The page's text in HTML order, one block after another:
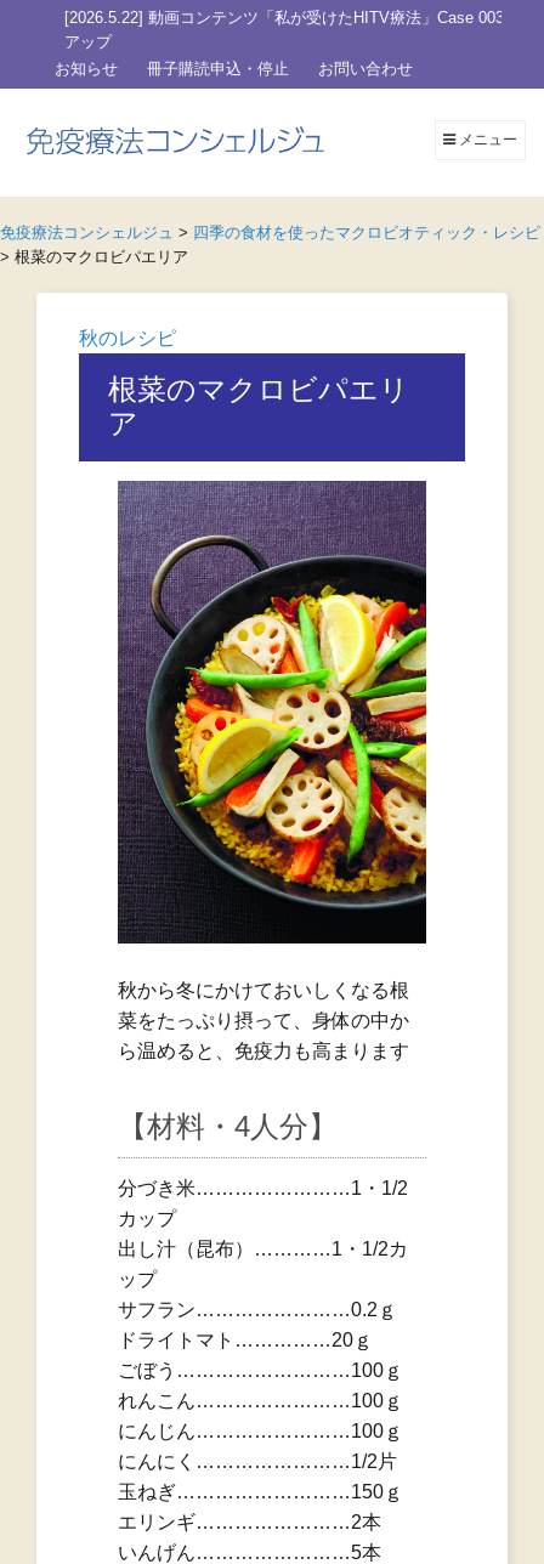
[2026.5.22] 動画コンテンツ「私が受けたHITV療法」Case 003を
アップ
お知らせ
冊子購読申込・停止 お問い合わせ
メニュー
免疫療法コンシェルジュ > 四季の食材を使ったマクロビオティック・レシピ
> 根菜のマクロビパエリア
秋のレシピ
根菜のマクロビパエリ
ア
秋から冬にかけておいしくなる根
菜をたっぷり摂って、身体の中か
ら温めると、免疫力も高まります
【材料・4人分】
分づき米……………………1・1/2
カップ
出し汁（昆布）…………1・1/2カ
ップ
サフラン……………………0.2ｇ
ドライトマト……………20ｇ
ごぼう………………………100ｇ
れんこん……………………100ｇ
にんじん……………………100ｇ
にんにく……………………1/2片
玉ねぎ………………………150ｇ
エリンギ……………………2本
いんげん……………………5本